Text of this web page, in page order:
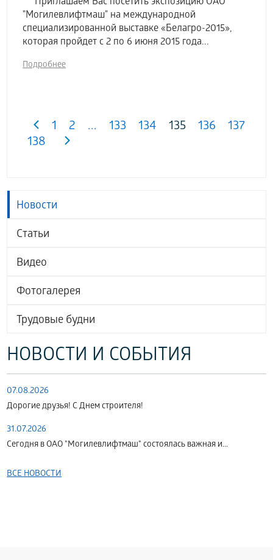
Новости
Статьи
Видео
Фотогалерея
Трудовые будни
НОВОСТИ И СОБЫТИЯ
07.08.2026
Дорогие друзья! С Днем строителя!
31.07.2026
Сегодня в ОАО "Могилевлифтмаш" состоялась важная и...
ВСЕ НОВОСТИ
"Могилевлифтмаш" на международной
специализированной выставке «Белагро-2015»,
которая пройдет с 2 по 6 июня 2015 года...
Подробнее
1 2 ... 133 134 135 136
137
138